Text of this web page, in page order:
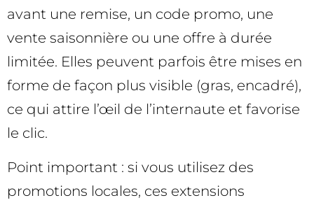
avant une remise, un code promo, une
vente saisonnière ou une offre à durée
limitée. Elles peuvent parfois être mises en
forme de façon plus visible (gras, encadré),
ce qui attire l’œil de l’internaute et favorise
le clic.
Point important : si vous utilisez des
promotions locales, ces extensions